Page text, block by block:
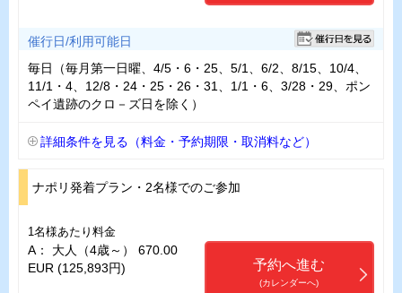
催行日/利用可能日
毎日（毎月第一日曜、4/5・6・25、5/1、6/2、8/15、10/4、
11/1・4、12/8・24・25・26・31、1/1・6、3/28・29、ポン
ペイ遺跡のクロ－ズ日を除く）
詳細条件を見る（料金・予約期限・取消料など）
ナポリ発着プラン・2名様でのご参加
1名様あたり料金
A： 大人（4歳～） 670.00
EUR (125,893円)
予約へ進む
(カレンダーへ)